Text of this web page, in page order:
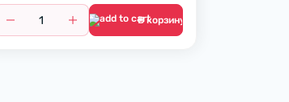
В корзину